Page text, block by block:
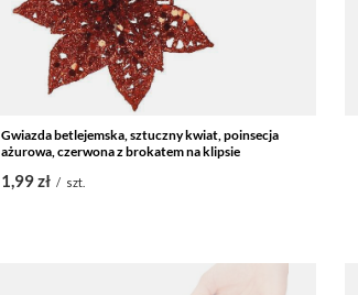
Gwiazda betlejemska, sztuczny kwiat, poinsecja
ażurowa, czerwona z brokatem na klipsie
1,99 zł / szt.